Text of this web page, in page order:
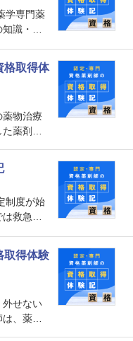
ような
学専門薬
識・技
拠の一つ
審査も複
の能力
格取得体
物治療
薬剤師
門性を
り添え
認定薬
制度が始
救急病
薬剤師も
回はそん
しま
取得体験
外せない
は、薬剤